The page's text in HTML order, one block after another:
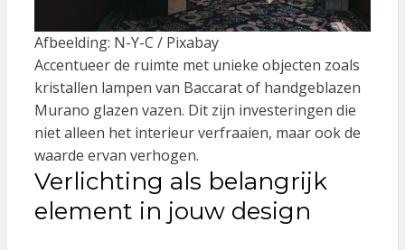
Afbeelding: N-Y-C / Pixabay
Accentueer de ruimte met unieke objecten zoals
kristallen lampen van Baccarat of handgeblazen
Murano glazen vazen. Dit zijn investeringen die
niet alleen het interieur verfraaien, maar ook de
waarde ervan verhogen.
Verlichting als belangrijk
element in jouw design